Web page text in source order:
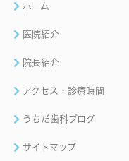
ホーム
医院紹介
院長紹介
アクセス・診療時間
うちだ歯科ブログ
サイトマップ